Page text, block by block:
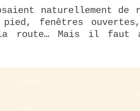
naturellement
fenêtres
Mais il faut